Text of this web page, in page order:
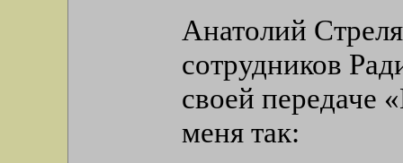
Анатолий
сотрудников
своей передаче
меня так: